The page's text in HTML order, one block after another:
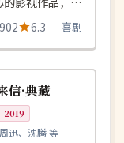
、反转与人物成
，整体节奏紧
得推荐观看。
6.3 喜剧
99:12
信·典藏
2019
周迅、沈腾 等